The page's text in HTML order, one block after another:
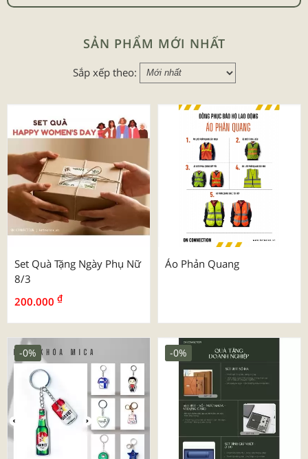
SẢN PHẨM MỚI NHẤT
Sắp xếp theo:
Set Quà Tặng Ngày Phụ Nữ
8/3
200.000 ₫
Áo Phản Quang
-0% -0%